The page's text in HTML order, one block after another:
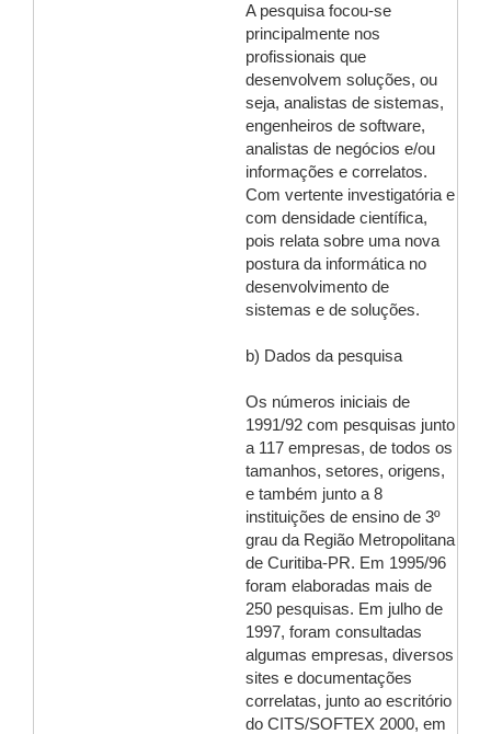
A pesquisa focou-se
principalmente nos
profissionais que
desenvolvem soluções, ou
seja, analistas de sistemas,
engenheiros de software,
analistas de negócios e/ou
informações e correlatos.
Com vertente investigatória e
com densidade científica,
pois relata sobre uma nova
postura da informática no
desenvolvimento de
sistemas e de soluções.
b) Dados da pesquisa
Os números iniciais de
1991/92 com pesquisas junto
a 117 empresas, de todos os
tamanhos, setores, origens,
e também junto a 8
instituições de ensino de 3º
grau da Região Metropolitana
de Curitiba-PR. Em 1995/96
foram elaboradas mais de
250 pesquisas. Em julho de
1997, foram consultadas
algumas empresas, diversos
sites e documentações
correlatas, junto ao escritório
do CITS/SOFTEX 2000, em